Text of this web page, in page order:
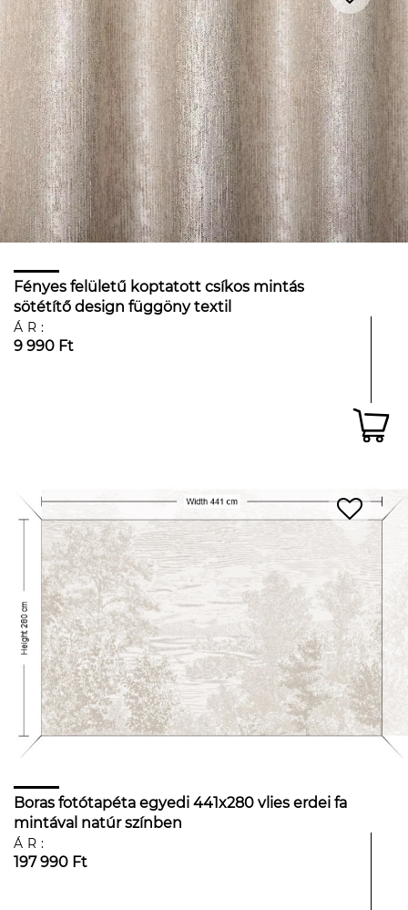
Fényes felületű koptatott csíkos mintás
sötétítő design függöny textil
ÁR:
9 990 Ft
Boras fotótapéta egyedi 441x280 vlies erdei fa
mintával natúr színben
ÁR:
197 990 Ft